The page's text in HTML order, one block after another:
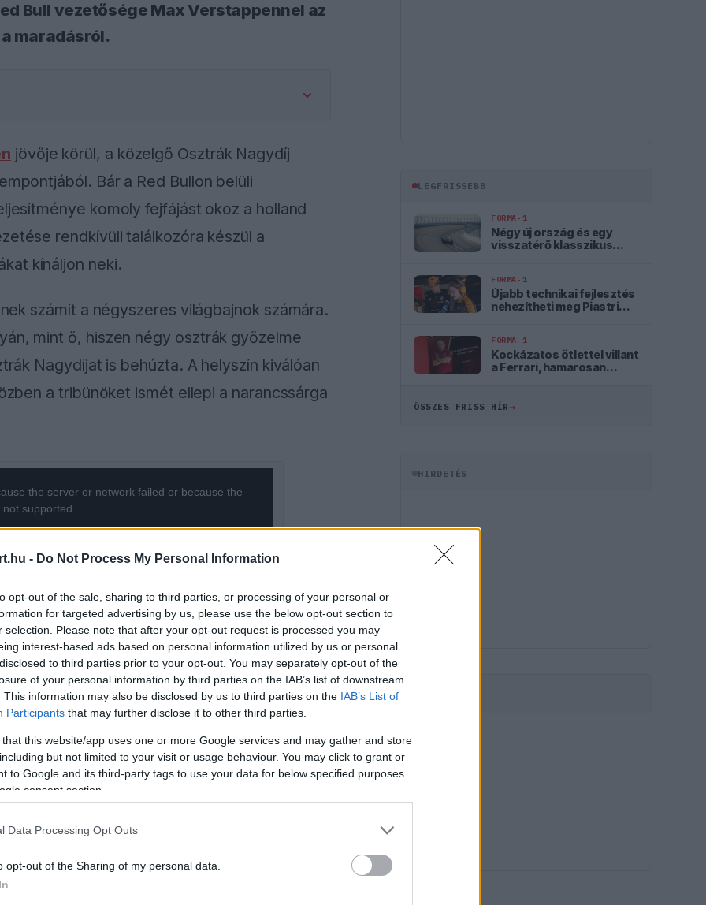
- Do Not Process My Personal Information
opt-out of the sale, sharing to third parties, or processing of your personal or
for targeted advertising by us, please use the below opt-out section to
selection. Please note that after your opt-out request is processed you may
interest-based ads based on personal information utilized by us or personal
to third parties prior to your opt-out. You may separately opt-out of the
of your personal information by third parties on the IAB’s list of downstream
This information may also be disclosed by us to third parties on the IAB’s List of
Participants that may further disclose it to other third parties.
that this website/app uses one or more Google services and may gather and store
but not limited to your visit or usage behaviour. You may click to grant or
to Google and its third-party tags to use your data for below specified purposes
consent section.
Data Processing Opt Outs
opt-out of the Sharing of my personal data.
Bull vezetősége Max Verstappennel az
maradásról.
jövője körül, a közelgő Osztrák Nagydíj
Bár a Red Bullon belüli
komoly fejfájást okoz a holland
rendkívüli találkozóra készül a
kínáljon neki.
számít a négyszeres világbajnok számára.
mint ő, hiszen négy osztrák győzelme
Nagydíjat is behúzta. A helyszín kiválóan
a tribünöket ismét ellepi a narancssárga
the server or network failed or because the
supported.
Keynes-iek legfelsőbb vezetése
A megbeszélések középpontjában
lehetővé tennék a sztár idő előtti
a
LEGFRISSEBB
FORMA-1
Négy új ország és egy
visszatérő klasszikus
FORMA-1
Újabb technikai fejlesztés
nehezítheti meg Piastri
FORMA-1
Kockázatos ötlettel villant
a Ferrari, hamarosan
ÖSSZES FRISS HÍR→
HIRDETÉS